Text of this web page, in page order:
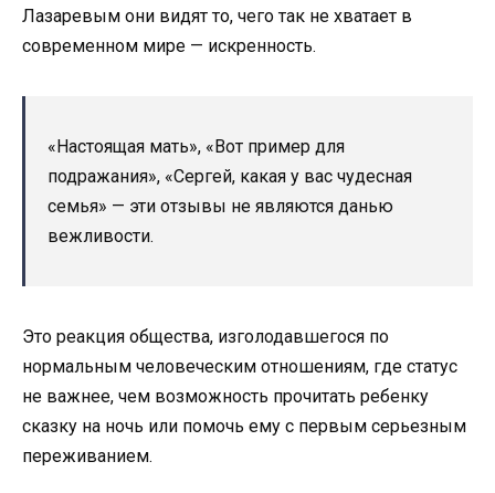
Лазаревым они видят то, чего так не хватает в
современном мире — искренность.
«Настоящая мать», «Вот пример для
подражания», «Сергей, какая у вас чудесная
семья» — эти отзывы не являются данью
вежливости.
Это реакция общества, изголодавшегося по
нормальным человеческим отношениям, где статус
не важнее, чем возможность прочитать ребенку
сказку на ночь или помочь ему с первым серьезным
переживанием.